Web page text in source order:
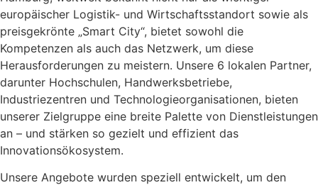
europäischer Logistik- und Wirtschaftsstandort sowie als
preisgekrönte „Smart City“, bietet sowohl die
Kompetenzen als auch das Netzwerk, um diese
Herausforderungen zu meistern. Unsere 6 lokalen Partner,
darunter Hochschulen, Handwerksbetriebe,
Industriezentren und Technologieorganisationen, bieten
unserer Zielgruppe eine breite Palette von Dienstleistungen
an – und stärken so gezielt und effizient das
Innovationsökosystem.
Unsere Angebote wurden speziell entwickelt, um den